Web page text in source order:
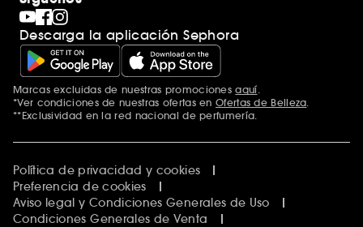
Descarga la aplicación Sephora
Marcas excluidas de nuestras promocionesaquí.
*Ver condiciones de nuestras ofertas en Ofertas de Belleza.
**Exclusividad en la red nacional de perfumería.
Política de privacidad y cookies
Preferencia de cookies
Aviso legal y Condiciones Generales de Uso
Condiciones Generales de Venta